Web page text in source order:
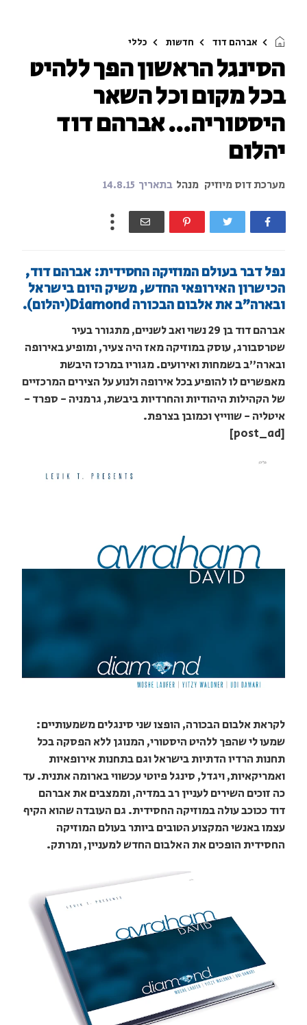
אברהם דוד חדשות כללי
הסינגל הראשון הפך ללהיט
בכל מקום וכל השאר
היסטוריה... אברהם דוד
יהלום
מערכת דוס מיוזיק מנהל בתאריך 14.8.15
נפל דבר בעולם המוזיקה החסידית: אברהם דוד,
הכישרון האירופאי החדש, משיק היום בישראל
ובארה"ב את אלבום הבכורה Diamond(יהלום).
אברהם דוד בן 29 נשוי ואב לשניים, מתגורר בעיר
שטרסבורג, עוסק במוזיקה מאז היה צעיר, ומופיע באירופה
ובארה"ב בשמחות ואירועים. מגוריו במרכז היבשת
מאפשרים לו להופיע בכל אירופה ולנוע על הצירים המרכזיים
של הקהילות היהודיות והחרדיות ביבשת, גרמניה - ספרד -
איטליה - שווייץ וכמובן בצרפת.
[post_ad]
לקראת אלבום הבכורה, הופצו שני סינגלים משמעותיים:
שמעו לי שהפך ללהיט היסטורי, המנוגן ללא הפסקה בכל
תחנות הרדיו הדתיות בישראל וגם בתחנות אירופאיות
ואמריקאיות, ויגדל, סינגל פיוטי עכשווי בארומה אתנית. עד
כה זוכים השירים לעניין רב במדיה, וממצבים את אברהם
דוד ככוכב עולה במוזיקה החסידית. גם העובדה שהוא הקיף
עצמו באנשי המקצוע הטובים ביותר בעולם המוזיקה
החסידית הופכים את האלבום החדש למעניין, ומרתק.